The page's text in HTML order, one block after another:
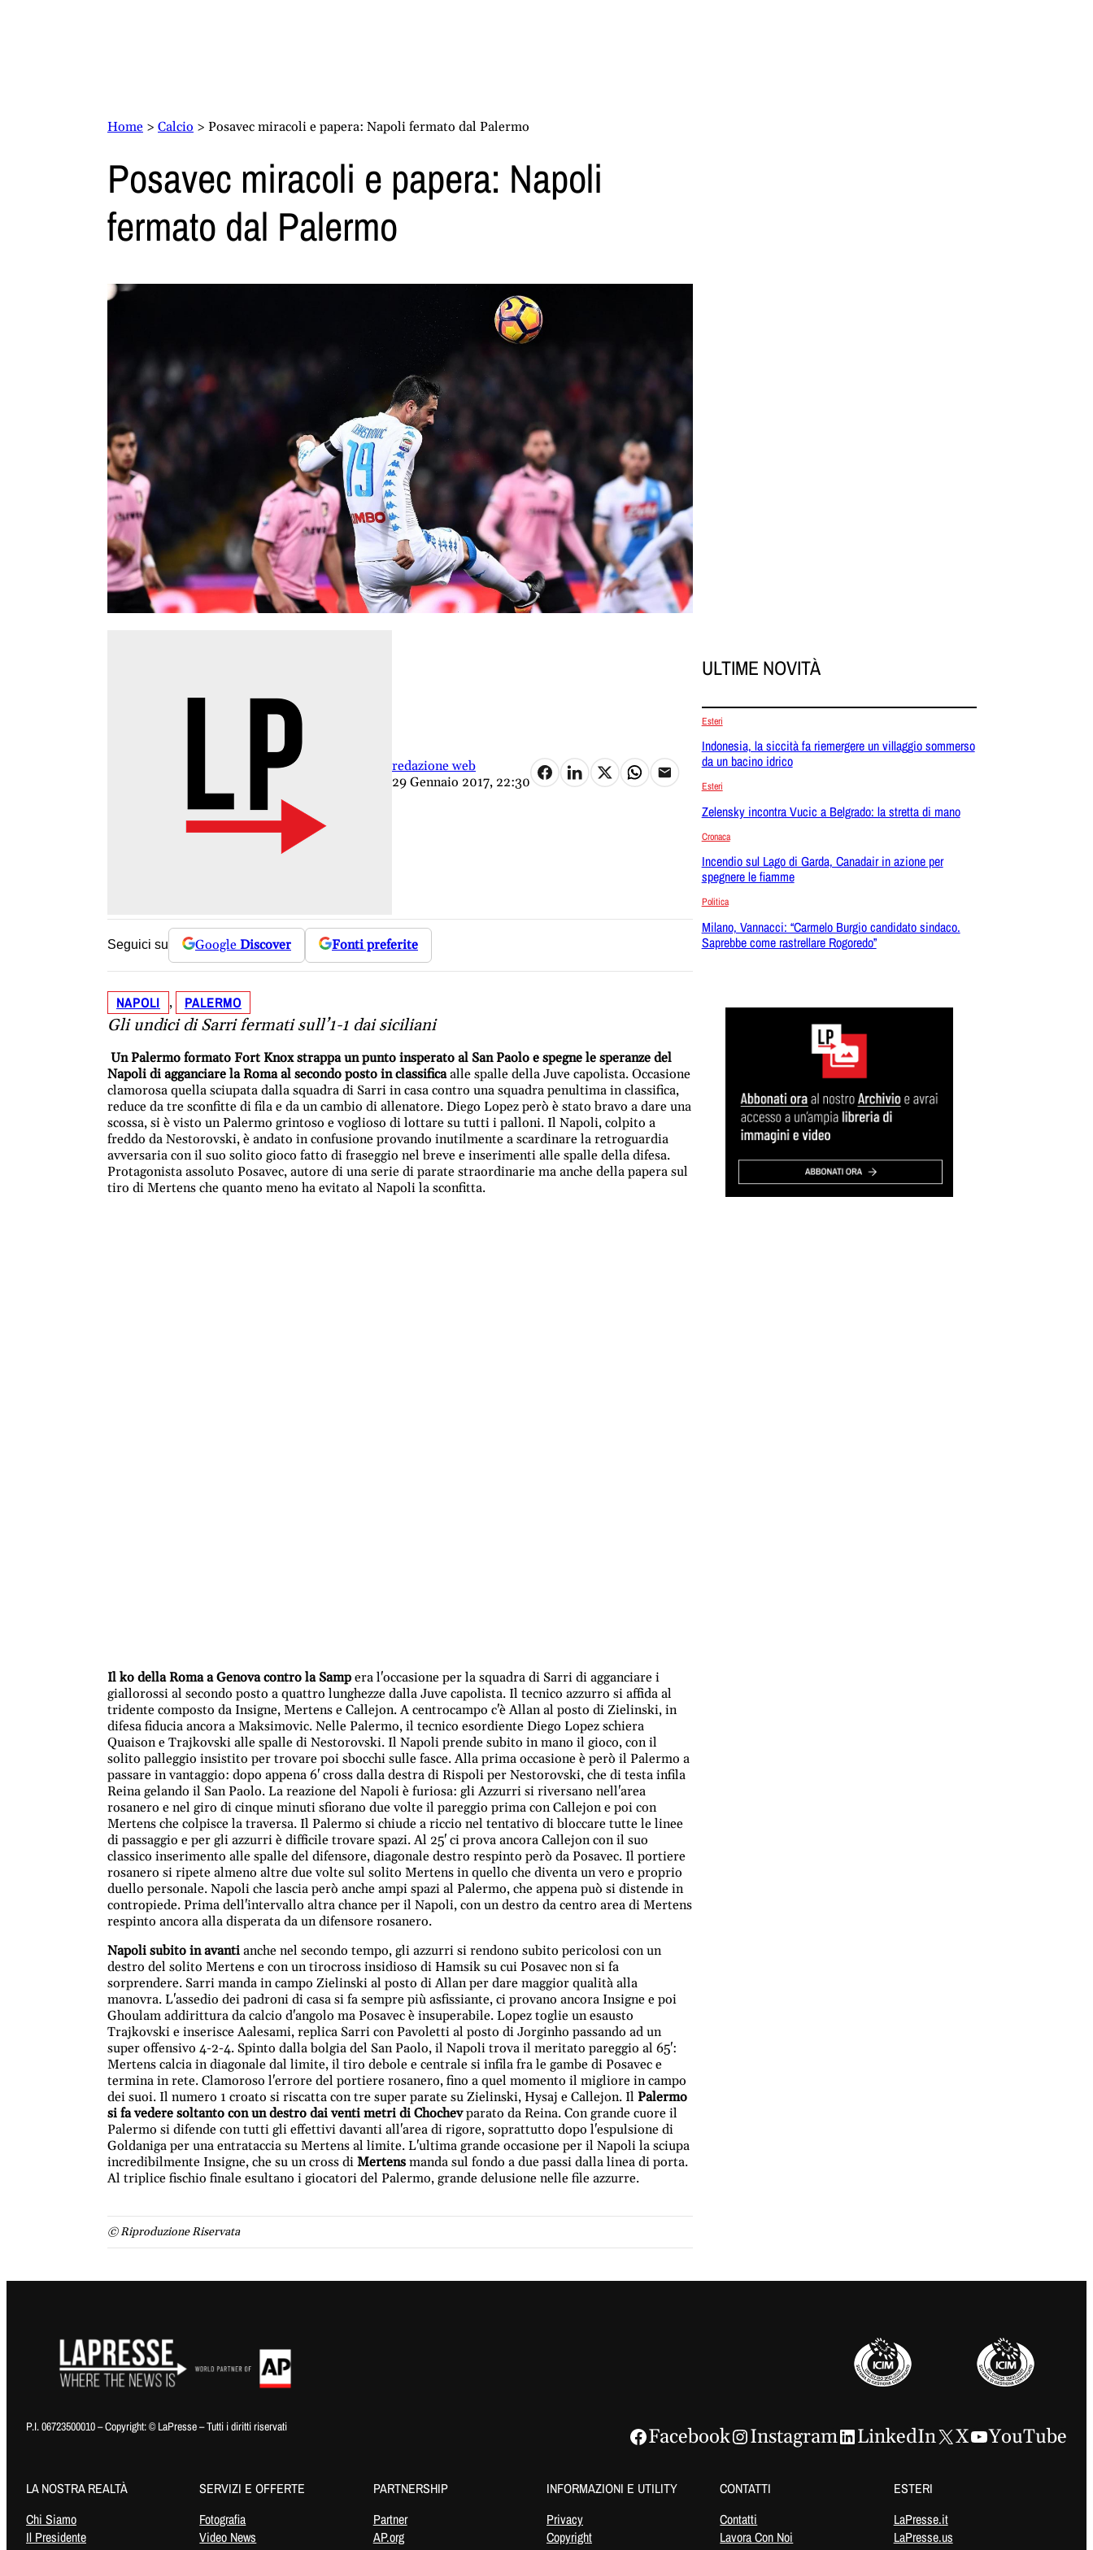
Home > Calcio > Posavec miracoli e papera: Napoli fermato dal Palermo
Posavec miracoli e papera: Napoli
fermato dal Palermo
redazione web
29 Gennaio 2017, 22:30
Seguici su Google Discover Fonti preferite
NAPOLI , PALERMO
Gli undici di Sarri fermati sull’1-1 dai siciliani
Un Palermo formato Fort Knox strappa un punto insperato al San Paolo e spegne le speranze del
Napoli di agganciare la Roma al secondo posto in classificaalle spalle della Juve capolista. Occasione
clamorosa quella sciupata dalla squadra di Sarri in casa contro una squadra penultima in classifica,
reduce da tre sconfitte di fila e da un cambio di allenatore. Diego Lopez però è stato bravo a dare una
scossa, si è visto un Palermo grintoso e voglioso di lottare su tutti i palloni. Il Napoli, colpito a
freddo da Nestorovski, è andato in confusione provando inutilmente a scardinare la retroguardia
avversaria con il suo solito gioco fatto di fraseggio nel breve e inserimenti alle spalle della difesa.
Protagonista assoluto Posavec, autore di una serie di parate straordinarie ma anche della papera sul
tiro di Mertens che quanto meno ha evitato al Napoli la sconfitta.
Il ko della Roma a Genova contro la Samp era l'occasione per la squadra di Sarri di agganciare i
giallorossi al secondo posto a quattro lunghezze dalla Juve capolista. Il tecnico azzurro si affida al
tridente composto da Insigne, Mertens e Callejon. A centrocampo c'è Allan al posto di Zielinski, in
difesa fiducia ancora a Maksimovic. Nelle Palermo, il tecnico esordiente Diego Lopez schiera
Quaison e Trajkovski alle spalle di Nestorovski. Il Napoli prende subito in mano il gioco, con il
solito palleggio insistito per trovare poi sbocchi sulle fasce. Alla prima occasione è però il Palermo a
passare in vantaggio: dopo appena 6' cross dalla destra di Rispoli per Nestorovski, che di testa infila
Reina gelando il San Paolo. La reazione del Napoli è furiosa: gli Azzurri si riversano nell'area
rosanero e nel giro di cinque minuti sfiorano due volte il pareggio prima con Callejon e poi con
Mertens che colpisce la traversa. Il Palermo si chiude a riccio nel tentativo di bloccare tutte le linee
di passaggio e per gli azzurri è difficile trovare spazi. Al 25' ci prova ancora Callejon con il suo
classico inserimento alle spalle del difensore, diagonale destro respinto però da Posavec. Il portiere
rosanero si ripete almeno altre due volte sul solito Mertens in quello che diventa un vero e proprio
duello personale. Napoli che lascia però anche ampi spazi al Palermo, che appena può si distende in
contropiede. Prima dell'intervallo altra chance per il Napoli, con un destro da centro area di Mertens
respinto ancora alla disperata da un difensore rosanero.
Napoli subito in avanti anche nel secondo tempo, gli azzurri si rendono subito pericolosi con un
destro del solito Mertens e con un tirocross insidioso di Hamsik su cui Posavec non si fa
sorprendere. Sarri manda in campo Zielinski al posto di Allan per dare maggior qualità alla
manovra. L'assedio dei padroni di casa si fa sempre più asfissiante, ci provano ancora Insigne e poi
Ghoulam addirittura da calcio d'angolo ma Posavec è insuperabile. Lopez toglie un esausto
Trajkovski e inserisce Aalesami, replica Sarri con Pavoletti al posto di Jorginho passando ad un
super offensivo 4-2-4. Spinto dalla bolgia del San Paolo, il Napoli trova il meritato pareggio al 65':
Mertens calcia in diagonale dal limite, il tiro debole e centrale si infila fra le gambe di Posavec e
termina in rete. Clamoroso l'errore del portiere rosanero, fino a quel momento il migliore in campo
dei suoi. Il numero 1 croato si riscatta con tre super parate su Zielinski, Hysaj e Callejon. Il Palermo
si fa vedere soltanto con un destro dai venti metri di Chochevparato da Reina. Con grande cuore il
Palermo si difende con tutti gli effettivi davanti all'area di rigore, soprattutto dopo l'espulsione di
Goldaniga per una entrataccia su Mertens al limite. L'ultima grande occasione per il Napoli la sciupa
incredibilmente Insigne, che su un cross di Mertens manda sul fondo a due passi dalla linea di porta.
Al triplice fischio finale esultano i giocatori del Palermo, grande delusione nelle file azzurre.
© Riproduzione Riservata
ULTIME NOVITÀ
Esteri
Indonesia, la siccità fa riemergere un villaggio sommerso
da un bacino idrico
Esteri
Zelensky incontra Vucic a Belgrado: la stretta di mano
Cronaca
Incendio sul Lago di Garda, Canadair in azione per
spegnere le fiamme
Politica
Milano, Vannacci: “Carmelo Burgio candidato sindaco.
Saprebbe come rastrellare Rogoredo”
P.I. 06723500010 – Copyright: © LaPresse – Tutti i diritti riservati Facebook Instagram LinkedIn X YouTube
LA NOSTRA REALTÀ
Chi Siamo
Il Presidente
SERVIZI E OFFERTE
Fotografia
Video News
PARTNERSHIP
Partner
AP.org
INFORMAZIONI E UTILITY
Privacy
Copyright
CONTATTI
Contatti
Lavora Con Noi
ESTERI
LaPresse.it
LaPresse.us